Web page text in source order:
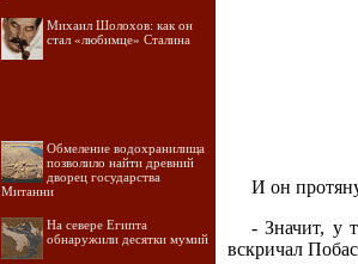
Михаил Шолохов: как он
стал «любимце» Сталина
Обмеление водохранилища
позволило найти древний
дворец государства
Митанни
На севере Египта
обнаружили десятки мумий
И он
- Значит, у
вскричал